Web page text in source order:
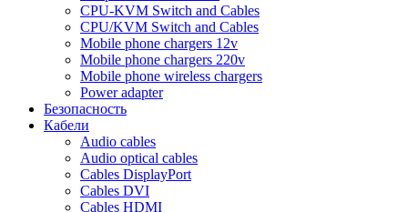
CPU-KVM Switch and Cables
CPU/KVM Switch and Cables
Mobile phone chargers 12v
Mobile phone chargers 220v
Mobile phone wireless chargers
Power adapter
Безопасность
Кабели
Audio cables
Audio optical cables
Cables DisplayPort
Cables DVI
Cables HDMI